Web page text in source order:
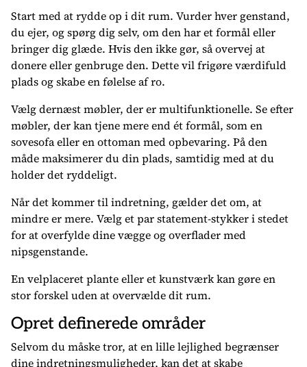
Start med at rydde op i dit rum. Vurder hver genstand,
du ejer, og spørg dig selv, om den har et formål eller
bringer dig glæde. Hvis den ikke gør, så overvej at
donere eller genbruge den. Dette vil frigøre værdifuld
plads og skabe en følelse af ro.
Vælg dernæst møbler, der er multifunktionelle. Se efter
møbler, der kan tjene mere end ét formål, som en
sovesofa eller en ottoman med opbevaring. På den
måde maksimerer du din plads, samtidig med at du
holder det ryddeligt.
Når det kommer til indretning, gælder det om, at
mindre er mere. Vælg et par statement-stykker i stedet
for at overfylde dine vægge og overflader med
nipsgenstande.
En velplaceret plante eller et kunstværk kan gøre en
stor forskel uden at overvælde dit rum.
Opret definerede områder
Selvom du måske tror, at en lille lejlighed begrænser
dine indretningsmuligheder, kan det at skabe